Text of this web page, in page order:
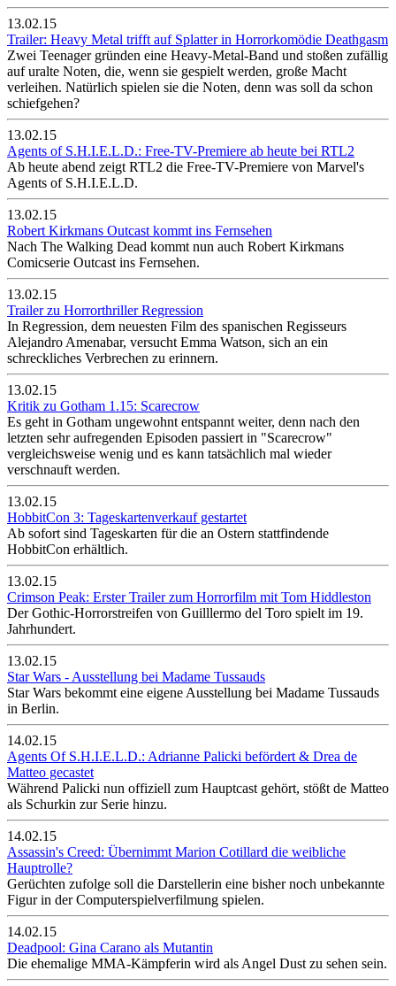
13.02.15
Trailer: Heavy Metal trifft auf Splatter in Horrorkomödie Deathgasm
Zwei Teenager gründen eine Heavy-Metal-Band und stoßen zufällig
auf uralte Noten, die, wenn sie gespielt werden, große Macht
verleihen. Natürlich spielen sie die Noten, denn was soll da schon
schiefgehen?
13.02.15
Agents of S.H.I.E.L.D.: Free-TV-Premiere ab heute bei RTL2
Ab heute abend zeigt RTL2 die Free-TV-Premiere von Marvel's
Agents of S.H.I.E.L.D.
13.02.15
Robert Kirkmans Outcast kommt ins Fernsehen
Nach The Walking Dead kommt nun auch Robert Kirkmans
Comicserie Outcast ins Fernsehen.
13.02.15
Trailer zu Horrorthriller Regression
In Regression, dem neuesten Film des spanischen Regisseurs
Alejandro Amenabar, versucht Emma Watson, sich an ein
schreckliches Verbrechen zu erinnern.
13.02.15
Kritik zu Gotham 1.15: Scarecrow
Es geht in Gotham ungewohnt entspannt weiter, denn nach den
letzten sehr aufregenden Episoden passiert in "Scarecrow"
vergleichsweise wenig und es kann tatsächlich mal wieder
verschnauft werden.
13.02.15
HobbitCon 3: Tageskartenverkauf gestartet
Ab sofort sind Tageskarten für die an Ostern stattfindende
HobbitCon erhältlich.
13.02.15
Crimson Peak: Erster Trailer zum Horrorfilm mit Tom Hiddleston
Der Gothic-Horrorstreifen von Guilllermo del Toro spielt im 19.
Jahrhundert.
13.02.15
Star Wars - Ausstellung bei Madame Tussauds
Star Wars bekommt eine eigene Ausstellung bei Madame Tussauds
in Berlin.
14.02.15
Agents Of S.H.I.E.L.D.: Adrianne Palicki befördert & Drea de
Matteo gecastet
Während Palicki nun offiziell zum Hauptcast gehört, stößt de Matteo
als Schurkin zur Serie hinzu.
14.02.15
Assassin's Creed: Übernimmt Marion Cotillard die weibliche
Hauptrolle?
Gerüchten zufolge soll die Darstellerin eine bisher noch unbekannte
Figur in der Computerspielverfilmung spielen.
14.02.15
Deadpool: Gina Carano als Mutantin
Die ehemalige MMA-Kämpferin wird als Angel Dust zu sehen sein.